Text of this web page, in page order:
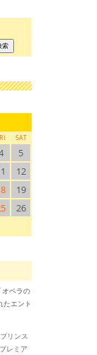
SAT
5
12
19
26
ペラの
たエント
リンス
レミア